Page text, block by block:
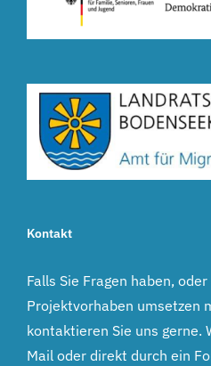
Kontakt
Falls Sie Fragen haben,
Projektvorhaben umsetzen
kontaktieren Sie uns gerne.
Mail oder direkt durch ein